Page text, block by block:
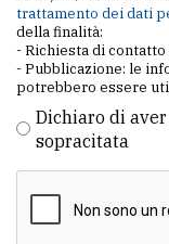
trattamento dei dati
della finalità:
- Richiesta di
- Pubblicazione: le
potrebbero essere
Dichiaro di
sopracitata